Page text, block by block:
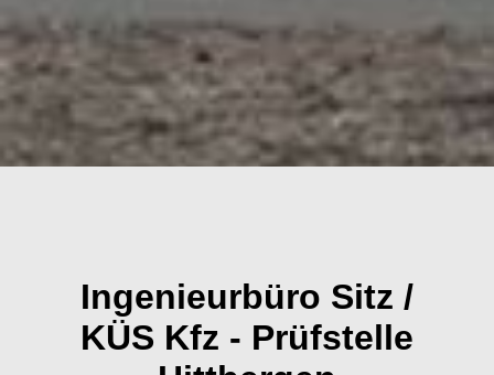
Ingenieurbüro Sitz /
KÜS Kfz - Prüfstelle